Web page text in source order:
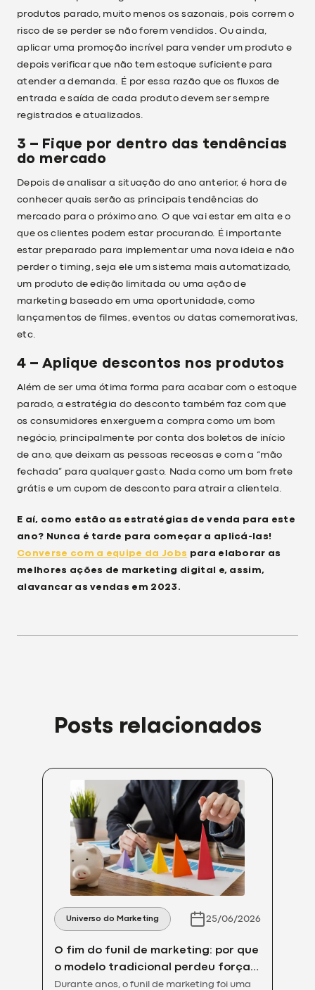
produtos parado, muito menos os sazonais, pois correm o
risco de se perder se não forem vendidos. Ou ainda,
aplicar uma promoção incrível para vender um produto e
depois verificar que não tem estoque suficiente para
atender a demanda. É por essa razão que os fluxos de
entrada e saída de cada produto devem ser sempre
registrados e atualizados.
3 – Fique por dentro das tendências
do mercado
Depois de analisar a situação do ano anterior, é hora de
conhecer quais serão as principais tendências do
mercado para o próximo ano. O que vai estar em alta e o
que os clientes podem estar procurando. É importante
estar preparado para implementar uma nova ideia e não
perder o timing, seja ele um sistema mais automatizado,
um produto de edição limitada ou uma ação de
marketing baseado em uma oportunidade, como
lançamentos de filmes, eventos ou datas comemorativas,
etc.
4 – Aplique descontos nos produtos
Além de ser uma ótima forma para acabar com o estoque
parado, a estratégia do desconto também faz com que
os consumidores enxerguem a compra como um bom
negócio, principalmente por conta dos boletos de início
de ano, que deixam as pessoas receosas e com a “mão
fechada” para qualquer gasto. Nada como um bom frete
grátis e um cupom de desconto para atrair a clientela.
E aí, como estão as estratégias de venda para este
ano? Nunca é tarde para começar a aplicá-las!
Converse com a equipe da Jobs para elaborar as
melhores ações de marketing digital e, assim,
alavancar as vendas em 2023.
Posts relacionados
Universo do Marketing 25/06/2026
O fim do funil de marketing: por que
o modelo tradicional perdeu força e
o que funciona agora
Durante anos, o funil de marketing foi uma